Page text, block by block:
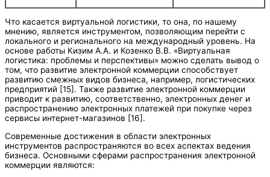
Что касается виртуальной логистики, то она, по нашему
мнению, является инструментом, позволяющим перейти с
локального и регионального на международный уровень. На
основе работы Кизим А.А. и Козенко В.В. «Виртуальная
логистика: проблемы и перспективы» можно сделать вывод о
том, что развитие электронной коммерции способствует
развитию смежных видов бизнеса, например, логистических
предприятий [15]. Также развитие электронной коммерции
приводит к развитию, соответственно, электронных денег и
распространению электронных платежей при покупке через
сервисы интернет-магазинов [16].
Современные достижения в области электронных
инструментов распространяются во всех аспектах ведения
бизнеса. Основными сферами распространения электронной
коммерции являются: